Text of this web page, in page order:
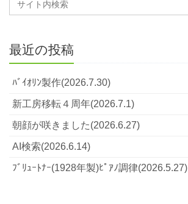
最近の投稿
ﾊﾞｲｵﾘﾝ製作(2026.7.30)
新工房移転４周年(2026.7.1)
朝顔が咲きました(2026.6.27)
AI検索(2026.6.14)
ﾌﾞﾘｭｰﾄﾅｰ(1928年製)ﾋﾟｱﾉ調律(2026.5.27)